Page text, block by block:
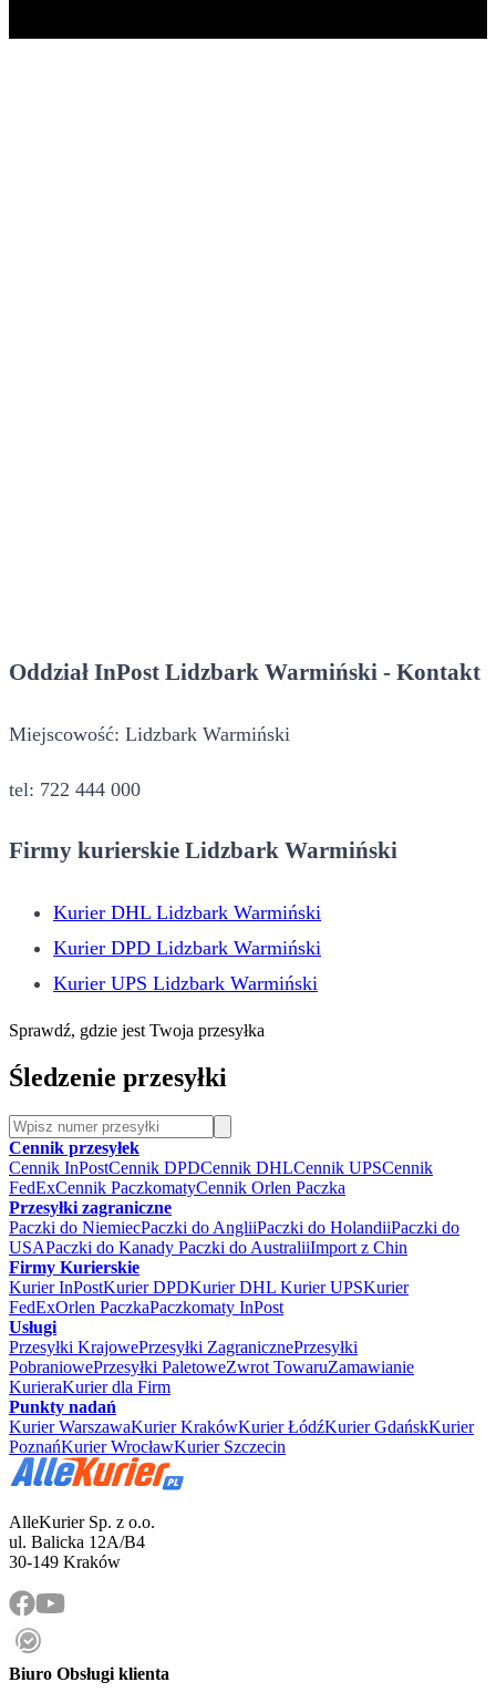
Oddział InPost Lidzbark Warmiński - Kontakt
Miejscowość: Lidzbark Warmiński
tel: 722 444 000
Firmy kurierskie Lidzbark Warmiński
Kurier DHL Lidzbark Warmiński
Kurier DPD Lidzbark Warmiński
Kurier UPS Lidzbark Warmiński
Sprawdź, gdzie jest Twoja przesyłka
Śledzenie przesyłki
Cennik przesyłek
Cennik InPostCennik DPDCennik DHLCennik UPSCennik
FedExCennik PaczkomatyCennik Orlen Paczka
Przesyłki zagraniczne
Paczki do NiemiecPaczki do AngliiPaczki do HolandiiPaczki do
USAPaczki do Kanady Paczki do AustraliiImport z Chin
Firmy Kurierskie
Kurier InPostKurier DPDKurier DHL Kurier UPSKurier
FedExOrlen PaczkaPaczkomaty InPost
Usługi
Przesyłki KrajowePrzesyłki ZagranicznePrzesyłki
PobraniowePrzesyłki PaletoweZwrot TowaruZamawianie
KurieraKurier dla Firm
Punkty nadań
Kurier WarszawaKurier KrakówKurier ŁódźKurier GdańskKurier
PoznańKurier WrocławKurier Szczecin
AlleKurier Sp. z o.o.
ul. Balicka 12A/B4
30-149 Kraków
Biuro Obsługi klienta